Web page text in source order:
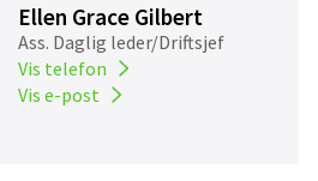
Ellen Grace Gilbert
Ass. Daglig leder/Driftsjef
Vis telefon
Vis e-post